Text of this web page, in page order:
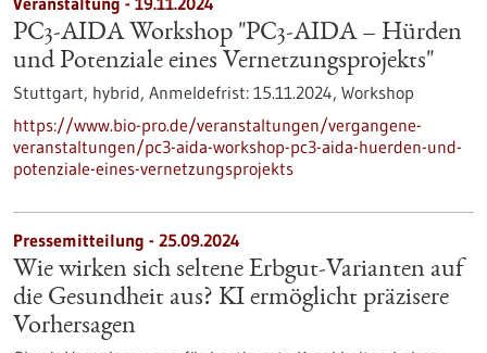
PC3-AIDA Workshop "PC3-AIDA – Hürden
und Potenziale eines Vernetzungsprojekts"
Stuttgart, hybrid, Anmeldefrist: 15.11.2024, Workshop
https://www.bio-pro.de/veranstaltungen/vergangene-
veranstaltungen/pc3-aida-workshop-pc3-aida-huerden-und-
potenziale-eines-vernetzungsprojekts
Pressemitteilung - 25.09.2024
Wie wirken sich seltene Erbgut-Varianten auf
die Gesundheit aus? KI ermöglicht präzisere
Vorhersagen